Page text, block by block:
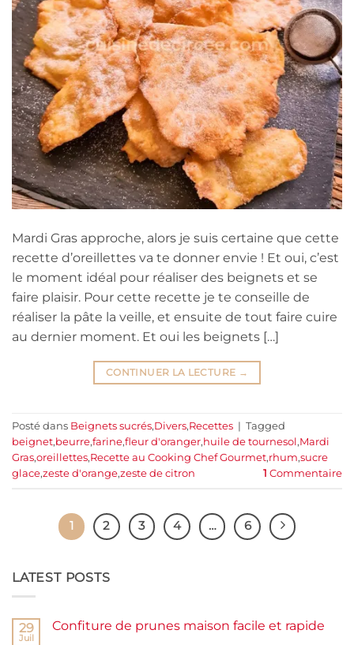
Mardi Gras approche, alors je suis certaine que cette
recette d’oreillettes va te donner envie ! Et oui, c’est
le moment idéal pour réaliser des beignets et se
faire plaisir. Pour cette recette je te conseille de
réaliser la pâte la veille, et ensuite de tout faire cuire
au dernier moment. Et oui les beignets […]
CONTINUER LA LECTURE →
Posté dans Beignets sucrés,Divers,Recettes | Tagged
beignet,beurre,farine,fleur d'oranger,huile de tournesol,Mardi
Gras,oreillettes,Recette au Cooking Chef Gourmet,rhum,sucre
glace,zeste d'orange,zeste de citron 1 Commentaire
1 2 3 4 … 6
LATEST POSTS
29
Juil
Confiture de prunes maison facile et rapide